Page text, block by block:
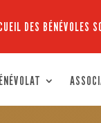
DES BÉNÉVOLES